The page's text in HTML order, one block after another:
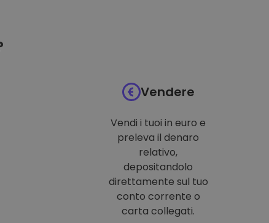
Vendere
Vendi i tuoi in euro e
preleva il denaro
relativo,
depositandolo
direttamente sul tuo
conto corrente o
carta collegati.